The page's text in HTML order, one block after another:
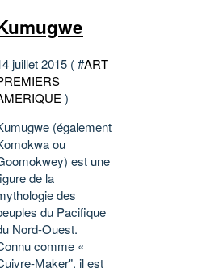
juillet 2015 ( #ART
)
(également
ou
est une
de la
des
du Pacifique
Nord-Ouest.
comme «
Maker", il est